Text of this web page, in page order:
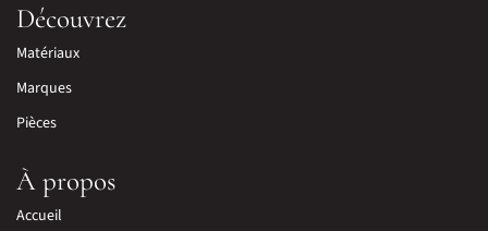
Découvrez
Matériaux
Marques
Pièces
À propos
Accueil